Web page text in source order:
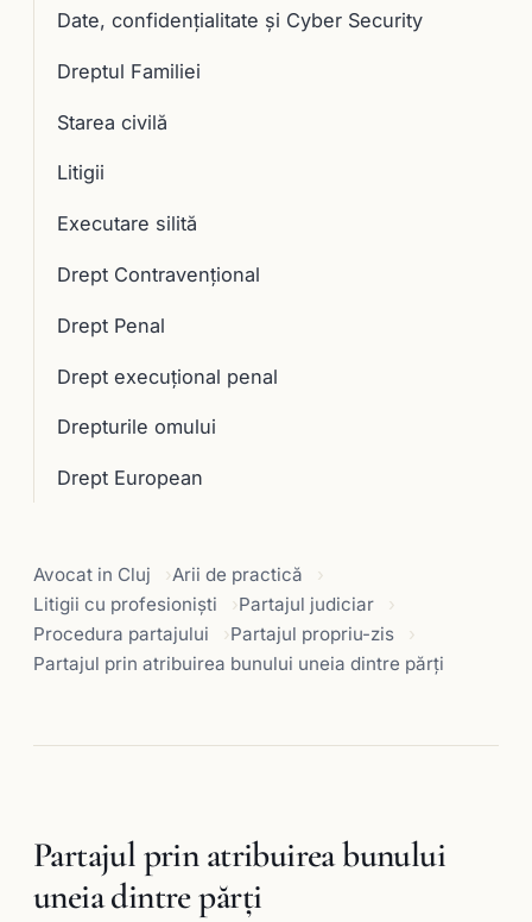
Date, confidențialitate și Cyber Security
Dreptul Familiei
Starea civilă
Litigii
Executare silită
Drept Contravențional
Drept Penal
Drept execuţional penal
Drepturile omului
Drept European
Avocat in Cluj
Arii de practică
Litigii cu profesioniști
Partajul judiciar
Procedura partajului
Partajul propriu-zis
Partajul prin atribuirea bunului uneia dintre părţi
Partajul prin atribuirea bunului
uneia dintre părţi